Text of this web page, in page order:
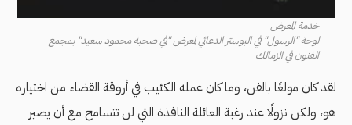
خدمة المعرض
لوحة "الرسول" في البوستر الدعائي لمعرض "في صحبة محمود سعيد" بمجمع
الفنون في الزمالك
لقد كان مولعًا بالفن، وما كان عمله الكئيب في أروقة القضاء من اختياره
هو، ولكن نزولًا عند رغبة العائلة النافذة التي لن تتسامح مع أن يصير